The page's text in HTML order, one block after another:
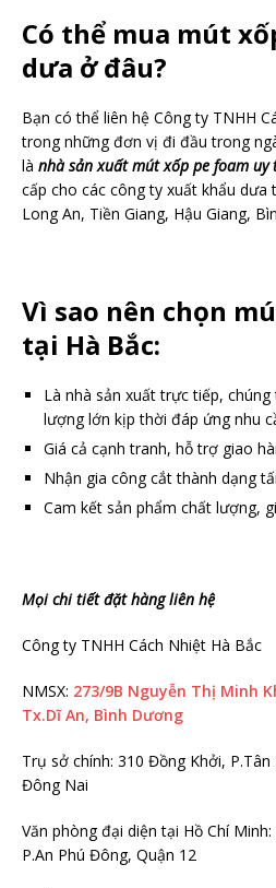
Có thể mua mút
dưa ở đâu?
Bạn có thể liên hệ Công ty TNHH
trong những đơn vị đi đầu trong
là nhà sản xuất mút xốp pe foam uy
cấp cho các công ty xuất khẩu
Long An, Tiền Giang, Hậu Giang,
Vì sao nên chọn
tại Hà Bắc:
Là nhà sản xuất trực tiếp,
lượng lớn kịp thời đáp ứng nhu
Giá cả cạnh tranh, hỗ trợ giao
Nhận gia công cắt thành dạng
Cam kết sản phẩm chất lượng,
Mọi chi tiết đặt hàng liên hệ
Công ty TNHH Cách Nhiệt Hà Bắc
NMSX: 273/9B Nguyễn Thị Minh
Tx.Dĩ An, Bình Dương
Trụ sở chính: 310 Đồng Khởi,
Đông Nai
Văn phòng đại diện tại Hồ Chí
P.An Phú Đông, Quận 12